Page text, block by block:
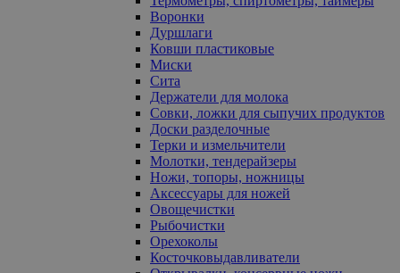
Воронки
Дуршлаги
Ковши пластиковые
Миски
Сита
Держатели для молока
Совки, ложки для сыпучих продуктов
Доски разделочные
Терки и измельчители
Молотки, тендерайзеры
Ножи, топоры, ножницы
Аксессуары для ножей
Овощечистки
Рыбочистки
Орехоколы
Косточковыдавливатели